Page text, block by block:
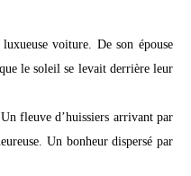
voiture. De son épouse
le soleil se levait derrière leur
fleuve d’huissiers arrivant par
Un bonheur dispersé par